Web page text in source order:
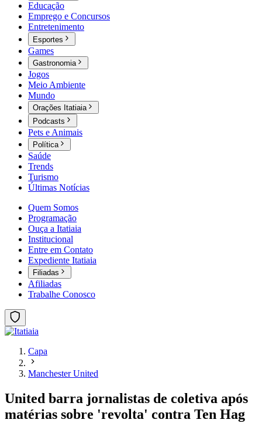
Educação
Emprego e Concursos
Entretenimento
Esportes
Games
Gastronomia
Jogos
Meio Ambiente
Mundo
Orações Itatiaia
Podcasts
Pets e Animais
Política
Saúde
Trends
Turismo
Últimas Notícias
Quem Somos
Programação
Ouça a Itatiaia
Institucional
Entre em Contato
Expediente Itatiaia
Filiadas
Afiliadas
Trabalhe Conosco
Capa
Manchester United
United barra jornalistas de coletiva após
matérias sobre 'revolta' contra Ten Hag